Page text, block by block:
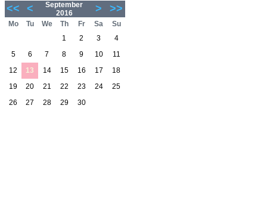
<< <
September
2016
> >>
Mo Tu We Th Fr Sa
Su
1
2 3
4
5
6 7 8 9 10
11
12
13 14 15 16 17
18
19
20 21 22 23 24
25
26
27 28 29 30